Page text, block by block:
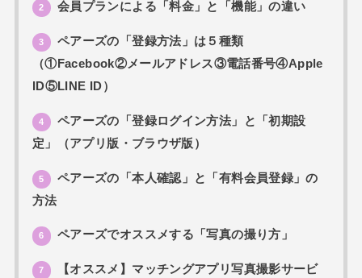
2 会員プランによる「料金」と「機能」の違い
3
ペアーズの「登録方法」は５種類
（①Facebook②メールアドレス③電話番号④Apple
ID⑤LINE ID）
4
ペアーズの「登録ログイン方法」と「初期設
定」（アプリ版・ブラウザ版）
5
ペアーズの「本人確認」と「有料会員登録」の
方法
6 ペアーズでオススメする「写真の撮り方」
7
【オススメ】マッチングアプリ写真撮影サービ